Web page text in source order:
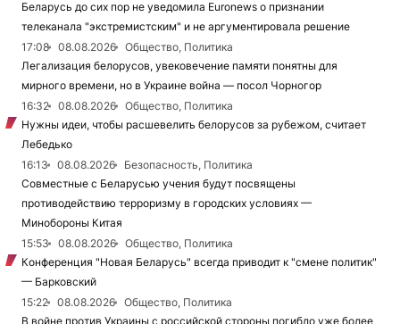
Беларусь до сих пор не уведомила Euronews о признании
телеканала "экстремистским" и не аргументировала решение
17:08
08.08.2026
Общество, Политика
Легализация белорусов, увековечение памяти понятны для
мирного времени, но в Украине война — посол Чорногор
16:32
08.08.2026
Общество, Политика
Нужны идеи, чтобы расшевелить белорусов за рубежом, считает
Лебедько
16:13
08.08.2026
Безопасность, Политика
Совместные с Беларусью учения будут посвящены
противодействию терроризму в городских условиях —
Минобороны Китая
15:53
08.08.2026
Общество, Политика
Конференция "Новая Беларусь" всегда приводит к "смене политик"
— Барковский
15:22
08.08.2026
Общество, Политика
В войне против Украины с российской стороны погибло уже более